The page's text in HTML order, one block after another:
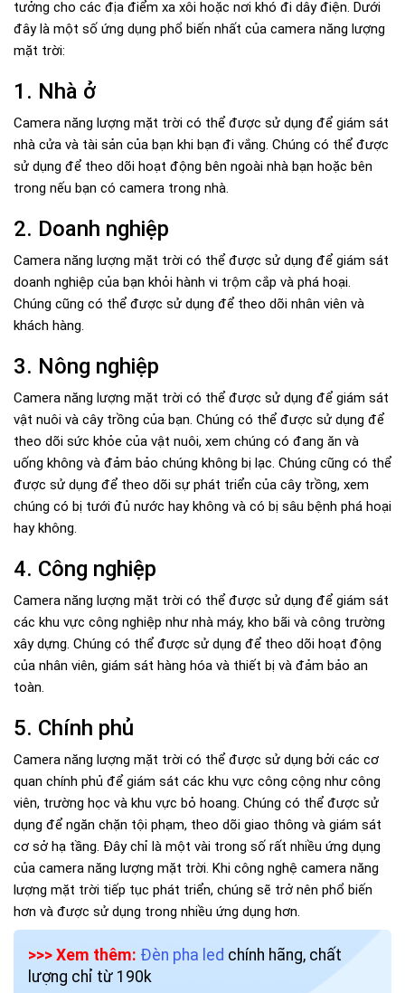
tưởng cho các địa điểm xa xôi hoặc nơi khó đi dây điện. Dưới
đây là một số ứng dụng phổ biến nhất của camera năng lượng
mặt trời:
1. Nhà ở
Camera năng lượng mặt trời có thể được sử dụng để giám sát
nhà cửa và tài sản của bạn khi bạn đi vắng. Chúng có thể được
sử dụng để theo dõi hoạt động bên ngoài nhà bạn hoặc bên
trong nếu bạn có camera trong nhà.
2. Doanh nghiệp
Camera năng lượng mặt trời có thể được sử dụng để giám sát
doanh nghiệp của bạn khỏi hành vi trộm cắp và phá hoại.
Chúng cũng có thể được sử dụng để theo dõi nhân viên và
khách hàng.
3. Nông nghiệp
Camera năng lượng mặt trời có thể được sử dụng để giám sát
vật nuôi và cây trồng của bạn. Chúng có thể được sử dụng để
theo dõi sức khỏe của vật nuôi, xem chúng có đang ăn và
uống không và đảm bảo chúng không bị lạc. Chúng cũng có thể
được sử dụng để theo dõi sự phát triển của cây trồng, xem
chúng có bị tưới đủ nước hay không và có bị sâu bệnh phá hoại
hay không.
4. Công nghiệp
Camera năng lượng mặt trời có thể được sử dụng để giám sát
các khu vực công nghiệp như nhà máy, kho bãi và công trường
xây dựng. Chúng có thể được sử dụng để theo dõi hoạt động
của nhân viên, giám sát hàng hóa và thiết bị và đảm bảo an
toàn.
5. Chính phủ
Camera năng lượng mặt trời có thể được sử dụng bởi các cơ
quan chính phủ để giám sát các khu vực công cộng như công
viên, trường học và khu vực bỏ hoang. Chúng có thể được sử
dụng để ngăn chặn tội phạm, theo dõi giao thông và giám sát
cơ sở hạ tầng. Đây chỉ là một vài trong số rất nhiều ứng dụng
của camera năng lượng mặt trời. Khi công nghệ camera năng
lượng mặt trời tiếp tục phát triển, chúng sẽ trở nên phổ biến
hơn và được sử dụng trong nhiều ứng dụng hơn.
>>> Xem thêm: Đèn pha led chính hãng, chất
lượng chỉ từ 190k